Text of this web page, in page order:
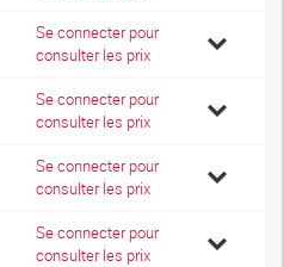
Se connecter pour
consulter les prix
Se connecter pour
consulter les prix
Se connecter pour
consulter les prix
Se connecter pour
consulter les prix